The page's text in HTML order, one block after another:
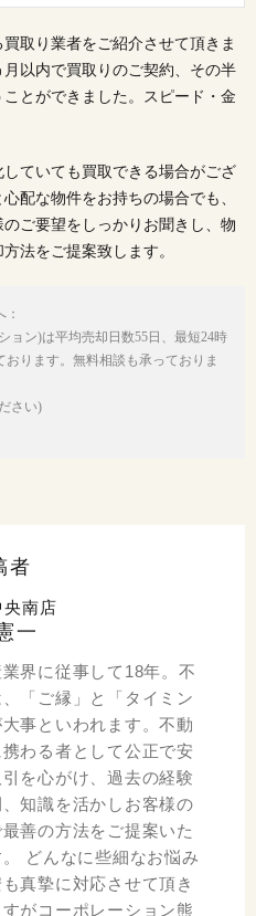
取り業者をご紹介させて頂きま
以内で買取りのご契約、その半
とができました。スピード・金
ていても買取できる場合がござ
配な物件をお持ちの場合でも、
ご要望をしっかりお聞きし、物
法をご提案致します。
ョン)は平均売却日数55日、最短24時
ります。無料相談も承っておりま
者
南店
一
界に従事して18年。不
「ご縁」と「タイミン
事といわれます。不動
わる者として公正で安
を心がけ、過去の経験
知識を活かしお客様の
善の方法をご提案いた
。 どんなに些細なお悩み
真摯に対応させて頂き
すがコーポレーション熊